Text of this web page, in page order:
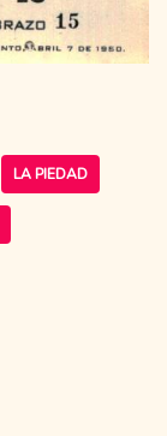
LA PIEDAD